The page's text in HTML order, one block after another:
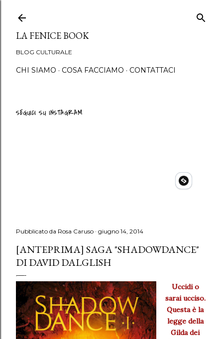
LA FENICE BOOK
BLOG CULTURALE
CHI SIAMO COSA FACCIAMO CONTATTACI
SEGUICI SU INSTAGRAM
Pubblicato da Rosa Caruso giugno 14, 2014
[ANTEPRIMA] SAGA "SHADOWDANCE"
DI DAVID DALGLISH
Uccidi o
sarai ucciso.
Questa è la
legge della
Gilda dei